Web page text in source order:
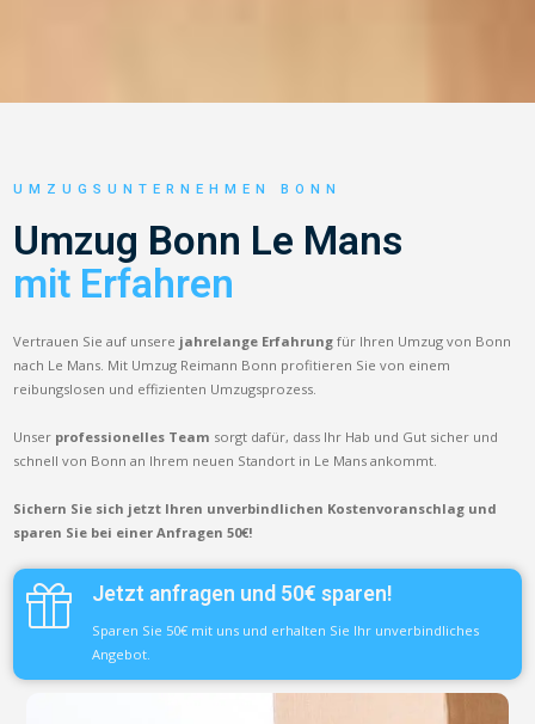
UMZUGSUNTERNEHMEN BONN
Umzug Bonn Le Mans
mit Erfahren
Vertrauen Sie auf unsere jahrelange Erfahrung für Ihren Umzug von Bonn
nach Le Mans. Mit Umzug Reimann Bonn profitieren Sie von einem
reibungslosen und effizienten Umzugsprozess.
Unser professionelles Team sorgt dafür, dass Ihr Hab und Gut sicher und
schnell von Bonn an Ihrem neuen Standort in Le Mans ankommt.
Sichern Sie sich jetzt Ihren unverbindlichen Kostenvoranschlag und
sparen Sie bei einer Anfragen 50€!
Jetzt anfragen und 50€ sparen!
Sparen Sie 50€ mit uns und erhalten Sie Ihr unverbindliches
Angebot.